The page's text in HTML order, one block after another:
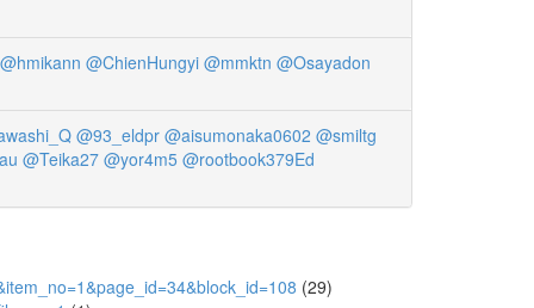
@hmikann @ChienHungyi @mmktn @Osayadon
@93_eldpr @aisumonaka0602 @smiltg
@Teika27 @yor4m5 @rootbook379Ed
(29)